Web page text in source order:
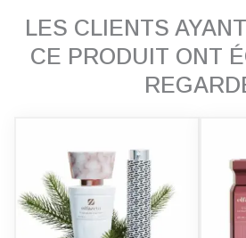
LES CLIENTS
CE PRODUIT ONT